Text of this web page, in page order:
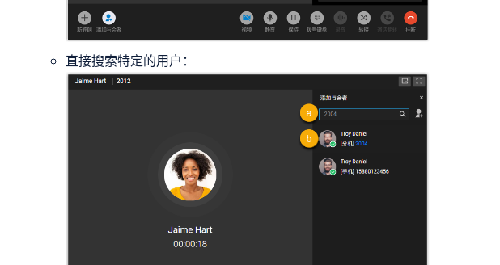
直接搜索特定的用户：